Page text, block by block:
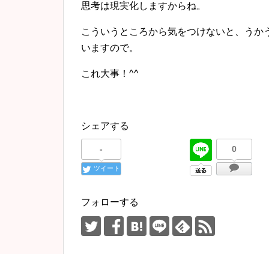
思考は現実化しますからね。
こういうところから気をつけないと、う
いますので。
これ大事！^^
シェアする
-
ツイート
0
フォローする